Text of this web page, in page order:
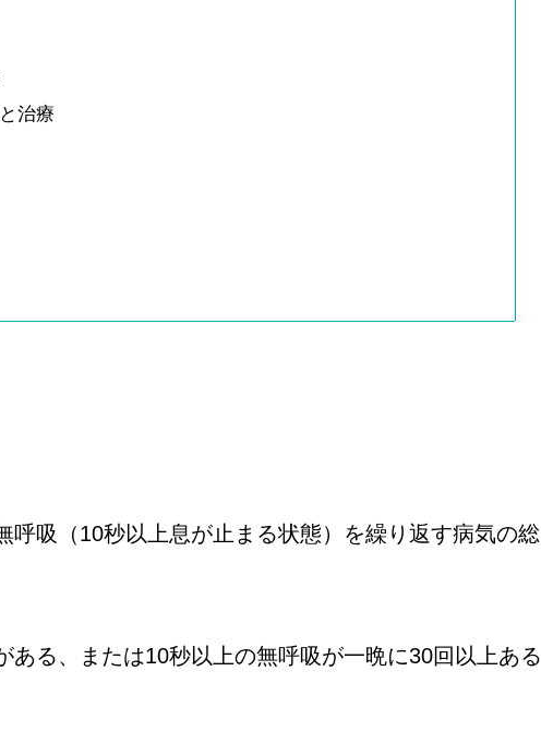
治療
呼吸（10秒以上息が止まる状態）を繰り返す病気の総
ある、または10秒以上の無呼吸が一晩に30回以上ある